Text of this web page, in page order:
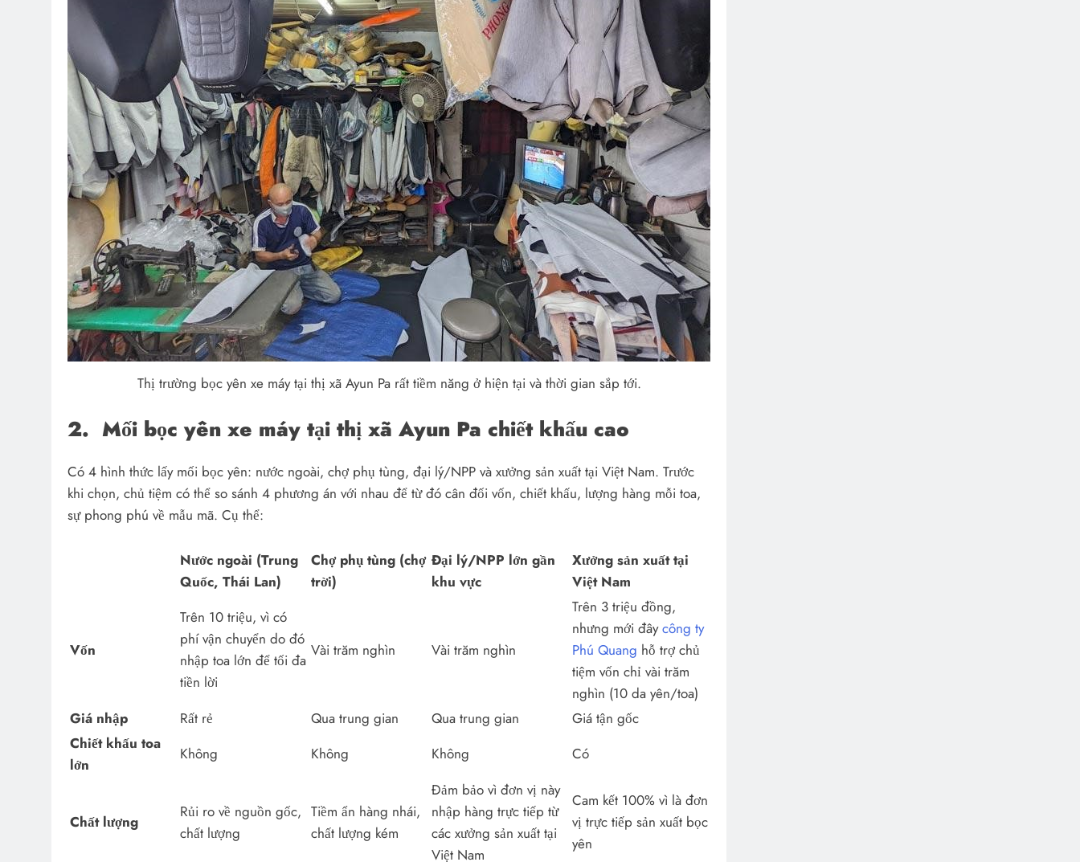
Thị trường bọc yên xe máy tại thị xã Ayun Pa rất tiềm năng ở hiện tại và thời gian sắp tới.
2. Mối bọc yên xe máy tại thị xã Ayun Pa chiết khấu cao
Có 4 hình thức lấy mối bọc yên: nước ngoài, chợ phụ tùng, đại lý/NPP và xưởng sản xuất tại Việt Nam. Trước
khi chọn, chủ tiệm có thể so sánh 4 phương án với nhau để từ đó cân đối vốn, chiết khấu, lượng hàng mỗi toa,
sự phong phú về mẫu mã. Cụ thể:
Nước ngoài (Trung
Quốc, Thái Lan)
Chợ phụ tùng (chợ
trời)
Đại lý/NPP lớn gần
khu vực
Xưởng sản xuất tại
Việt Nam
Vốn
Trên 10 triệu, vì có
phí vận chuyển do đó
nhập toa lớn để tối đa
tiền lời
Vài trăm nghìn Vài trăm nghìn
Trên 3 triệu đồng,
nhưng mới đâycông ty
Phú Quang hỗ trợ chủ
tiệm vốn chỉ vài trăm
nghìn (10 da yên/toa)
Giá nhập
Rất rẻ Qua trung gian Qua trung gian
Giá tận gốc
Chiết khấu toa
lớn
Không Không Không Có
Chất lượng
Rủi ro về nguồn gốc,
chất lượng
Tiềm ẩn hàng nhái,
chất lượng kém
Đảm bảo vì đơn vị này
nhập hàng trực tiếp từ
các xưởng sản xuất tại
Việt Nam
Cam kết 100% vì là đơn
vị trực tiếp sản xuất bọc
yên